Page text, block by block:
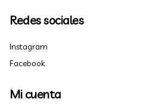
Redes sociales
Instagram
Facebook
Mi cuenta